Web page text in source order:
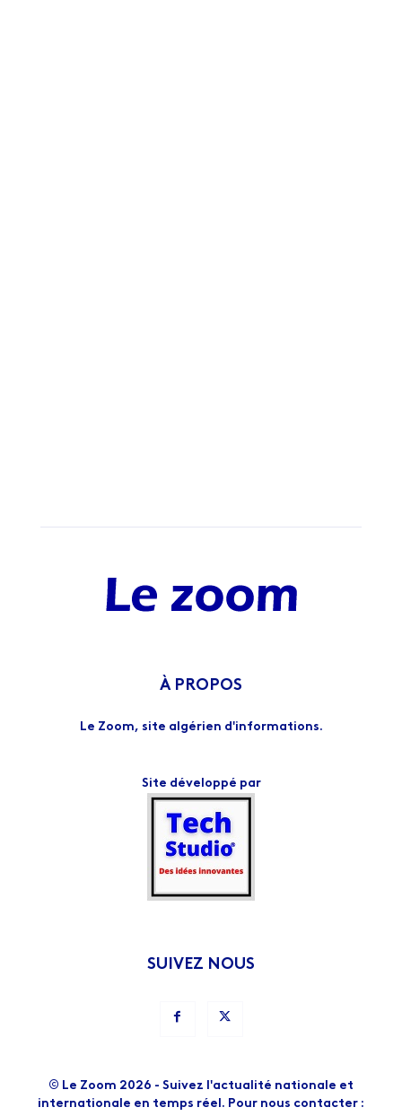
À PROPOS
Le Zoom, site algérien d'informations.
Site développé par
SUIVEZ NOUS
© Le Zoom 2026 - Suivez l'actualité nationale et
internationale en temps réel. Pour nous contacter :